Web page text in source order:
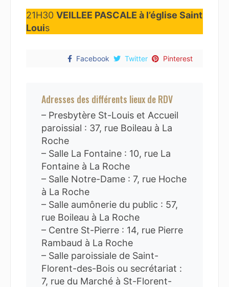
21H30 VEILLEE PASCALE à l’église Saint
Louis
Facebook Twitter Pinterest
Adresses des différents lieux de RDV
– Presbytère St-Louis et Accueil
paroissial : 37, rue Boileau à La
Roche
– Salle La Fontaine : 10, rue La
Fontaine à La Roche
– Salle Notre-Dame : 7, rue Hoche
à La Roche
– Salle aumônerie du public : 57,
rue Boileau à La Roche
– Centre St-Pierre : 14, rue Pierre
Rambaud à La Roche
– Salle paroissiale de Saint-
Florent-des-Bois ou secrétariat :
7, rue du Marché à St-Florent-